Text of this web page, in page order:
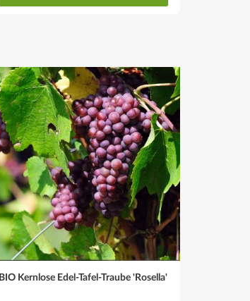
BIO Kernlose Edel-Tafel-Traube 'Rosella'